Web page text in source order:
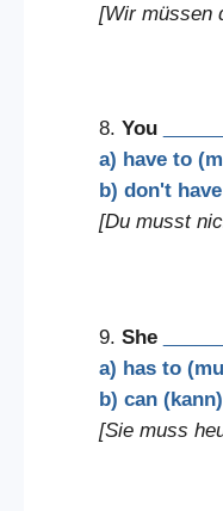
[Wir müssen
8. You
a) have to
b) don't
[Du musst
9. She
a) has to
b) can (kann)
[Sie muss